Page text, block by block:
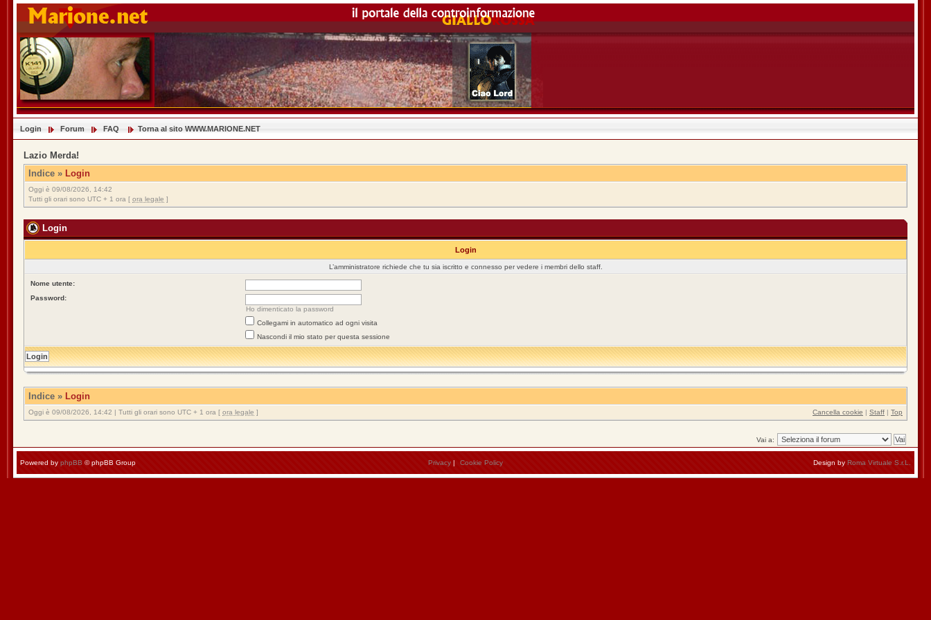
Login Forum FAQ Torna al sito WWW.MARIONE.NET
Lazio Merda!
Indice » Login
Oggi è 09/08/2026, 14:42
Tutti gli orari sono UTC + 1 ora [ ora legale ]
Login
Login
L’amministratore richiede che tu sia iscritto e connesso per vedere i membri dello staff.
Nome utente:
Password:
Ho dimenticato la password
Collegami in automatico ad ogni visita
Nascondi il mio stato per questa sessione
Indice » Login
Oggi è 09/08/2026, 14:42 | Tutti gli orari sono UTC + 1 ora [ ora legale ] Cancella cookie | Staff | Top
Vai a:
Powered by phpBB © phpBB Group Privacy | Cookie Policy Design by Roma Virtuale S.r.L.